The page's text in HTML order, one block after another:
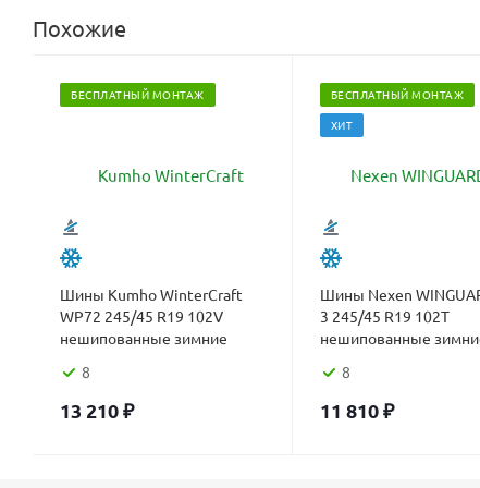
Похожие
БЕСПЛАТНЫЙ МОНТАЖ
Шины Kumho WinterCraft
WP72 245/45 R19 102V
нешипованные зимние
8
13 210₽
БЕСПЛАТНЫЙ МОНТАЖ
ХИТ
Шины Nexen
3 245/45 R19 102T
нешипованные
8
11 810₽